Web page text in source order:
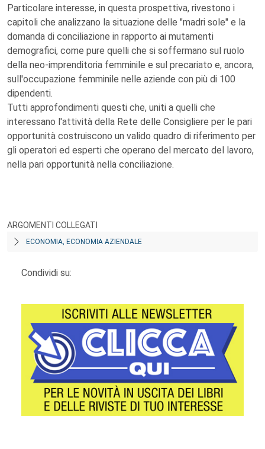
Particolare interesse, in questa prospettiva, rivestono i
capitoli che analizzano la situazione delle "madri sole" e la
domanda di conciliazione in rapporto ai mutamenti
demografici, come pure quelli che si soffermano sul ruolo
della neo-imprenditoria femminile e sul precariato e, ancora,
sull'occupazione femminile nelle aziende con più di 100
dipendenti.
Tutti approfondimenti questi che, uniti a quelli che
interessano l'attività della Rete delle Consigliere per le pari
opportunità costruiscono un valido quadro di riferimento per
gli operatori ed esperti che operano del mercato del lavoro,
nella pari opportunità nella conciliazione.
ARGOMENTI COLLEGATI
ECONOMIA, ECONOMIA AZIENDALE
Condividi su: